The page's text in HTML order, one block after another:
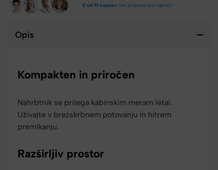
8 od 10 kupcev nas priporočajo naprej!
Opis
Kompakten in priročen
Nahrbtnik se prilega kabinskim meram letal.
Uživajte v brezskrbnem potovanju in hitrem
premikanju.
Razširljiv prostor